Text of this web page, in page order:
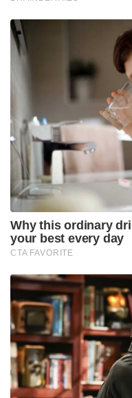
Why this ordinary
your best every day
CTA FAVORITE